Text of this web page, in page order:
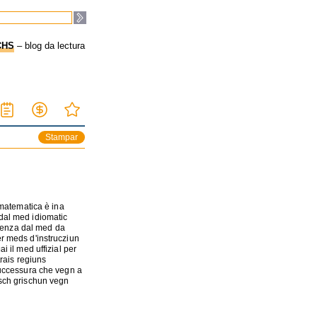
– blog da lectura
Stampar
è ina
med idiomatic
dal med da
meds d'instrucziun
il med uffizial per
regiuns
che vegn a
grischun vegn